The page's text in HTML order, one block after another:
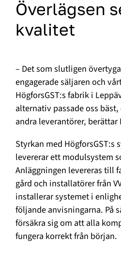
Överlägsen
kvalitet
– Det som slutligen
engagerade säljaren och
HögforsGST:s fabrik i
alternativ passade oss
andra leverantörer, berättar
Styrkan med HögforsGST:s
levererar ett modulsystem
Anläggningen levereras till
gård och installatörer från
installerar systemet i
följande anvisningarna. På
försäkra sig om att alla
fungera korrekt från början.